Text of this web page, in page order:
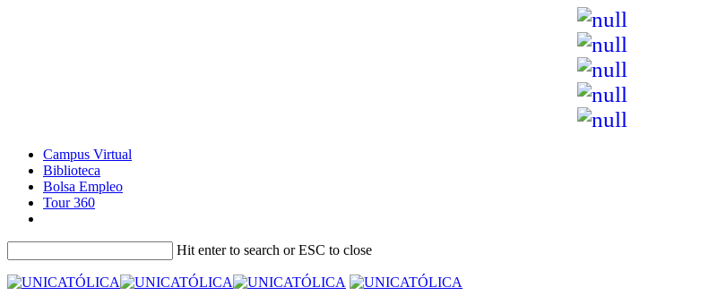
Campus Virtual
Biblioteca
Bolsa Empleo
Tour 360
Hit enter to search or ESC to close